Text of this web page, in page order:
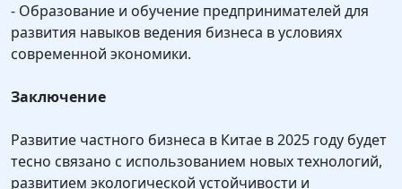
- Образование и обучение предпринимателей для
развития навыков ведения бизнеса в условиях
современной экономики.
Заключение
Развитие частного бизнеса в Китае в 2025 году будет
тесно связано с использованием новых технологий,
развитием экологической устойчивости и